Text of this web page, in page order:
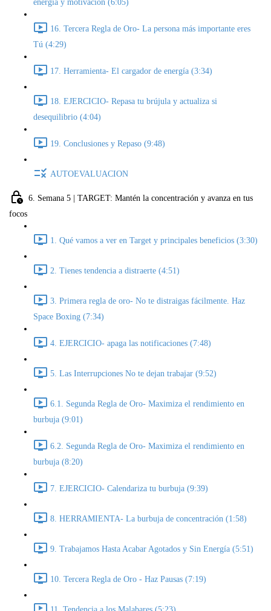
energía y motivación (6:05)
16. Tercera Regla de Oro- La persona más importante eres
Tú (4:29)
17. Herramienta- El cargador de energía (3:34)
18. EJERCICIO- Repasa tu brújula y actualiza si
desequilibrio (4:04)
19. Conclusiones y Repaso (9:48)
AUTOEVALUACION
6. Semana 5 | TARGET: Mantén la concentración y avanza en tus
focos
1. Qué vamos a ver en Target y principales beneficios (3:30)
2. Tienes tendencia a distraerte (4:51)
3. Primera regla de oro- No te distraigas fácilmente. Haz
Space Boxing (7:34)
4. EJERCICIO- apaga las notificaciones (7:48)
5. Las Interrupciones No te dejan trabajar (9:52)
6.1. Segunda Regla de Oro- Maximiza el rendimiento en
burbuja (9:01)
6.2. Segunda Regla de Oro- Maximiza el rendimiento en
burbuja (8:20)
7. EJERCICIO- Calendariza tu burbuja (9:39)
8. HERRAMIENTA- La burbuja de concentración (1:58)
9. Trabajamos Hasta Acabar Agotados y Sin Energía (5:51)
10. Tercera Regla de Oro - Haz Pausas (7:19)